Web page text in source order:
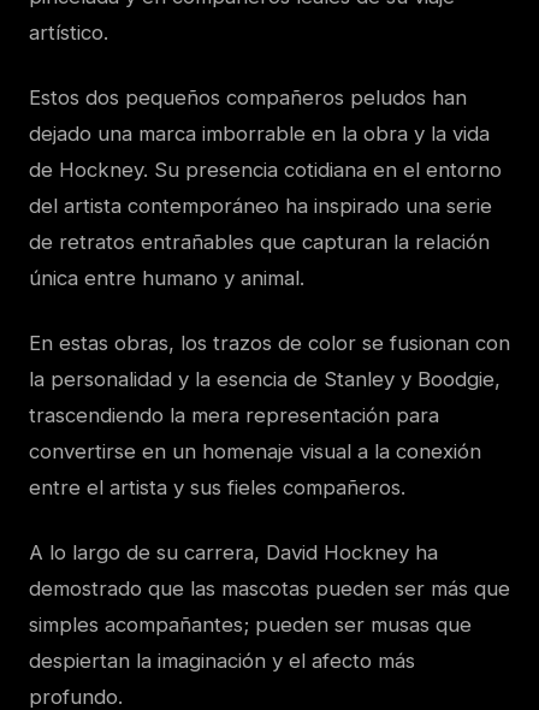
artístico.
Estos dos pequeños compañeros peludos han
dejado una marca imborrable en la obra y la vida
de Hockney. Su presencia cotidiana en el entorno
del artista contemporáneo ha inspirado una serie
de retratos entrañables que capturan la relación
única entre humano y animal.
En estas obras, los trazos de color se fusionan con
la personalidad y la esencia de Stanley y Boodgie,
trascendiendo la mera representación para
convertirse en un homenaje visual a la conexión
entre el artista y sus fieles compañeros.
A lo largo de su carrera, David Hockney ha
demostrado que las mascotas pueden ser más que
simples acompañantes; pueden ser musas que
despiertan la imaginación y el afecto más
profundo.